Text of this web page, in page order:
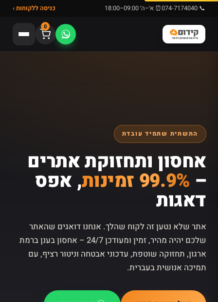
📞 074-7174040 ⏰ א׳–ה׳ 09:00–18:00 כניסה ללקוחות ›
0
התשתית שתמיד עובדת
אחסון ותחזוקת אתרים
– 99.9% זמינות , אפס
דאגות
אתר שלא נטען זה לקוח שהלך. אנחנו דואגים שהאתר
שלכם יהיה מהיר, זמין ומעודכן 24/7 – אחסון בענן ברמת
ארגון, תחזוקה שוטפת, עדכוני אבטחה וניטור רציף, עם
תמיכה אנושית בעברית.